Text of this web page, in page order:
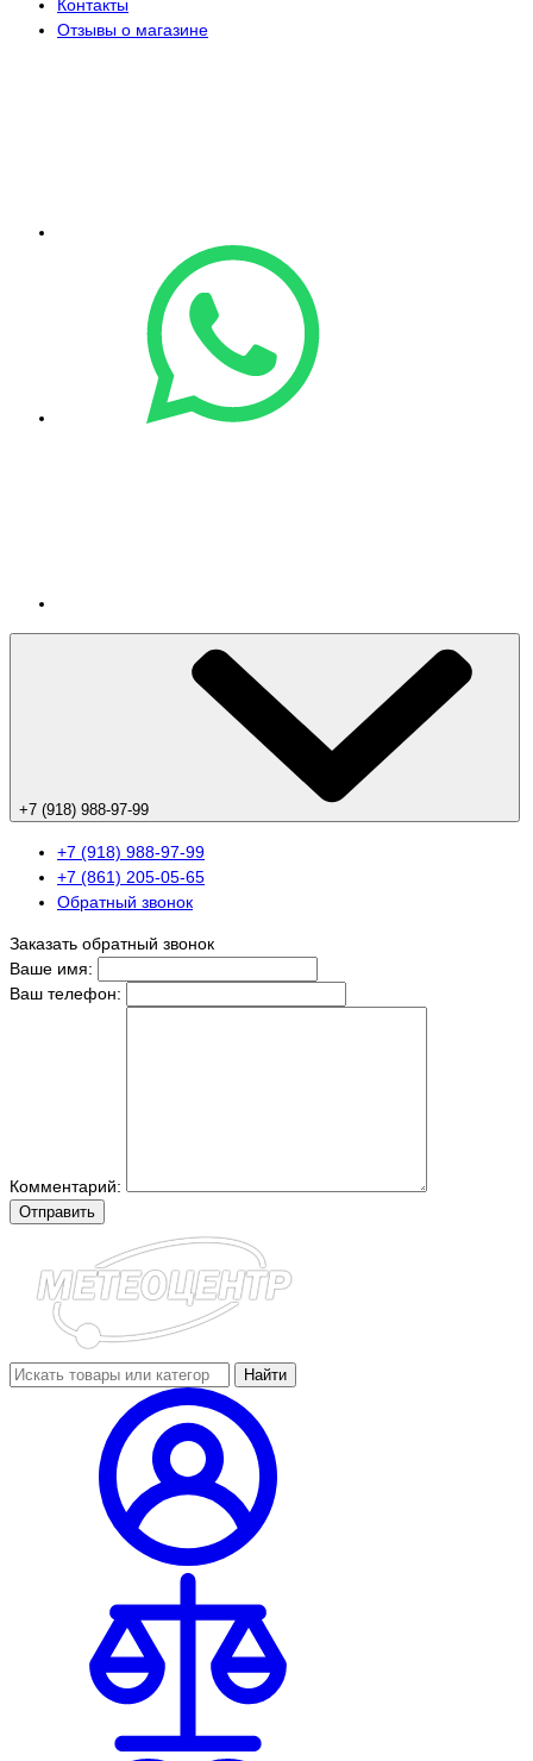
Контакты
Отзывы о магазине
+7 (918) 988-97-99
+7 (918) 988-97-99
+7 (861) 205-05-65
Обратный звонок
Заказать обратный звонок
Ваше имя:
Ваш телефон:
Комментарий:
Отправить
Найти